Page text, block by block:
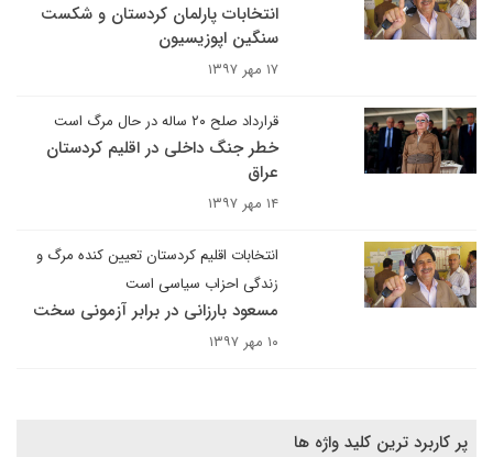
انتخابات پارلمان کردستان و شکست
سنگین اپوزیسیون
۱۷ مهر ۱۳۹۷
قرارداد صلح ۲۰ ساله در حال مرگ است
خطر جنگ داخلی در اقلیم کردستان
عراق
۱۴ مهر ۱۳۹۷
انتخابات اقلیم کردستان تعیین کنده مرگ و
زندگی احزاب سیاسی است
مسعود بارزانی در برابر آزمونی سخت
۱۰ مهر ۱۳۹۷
پر کاربرد ترین کلید واژه ها